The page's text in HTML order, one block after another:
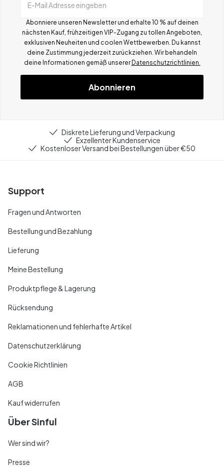
E-Mail Adresse eingeben
Abonniere unseren Newsletter und erhalte 10 % auf deinen
nächsten Kauf, frühzeitigen VIP-Zugang zu tollen Angeboten,
exklusiven Neuheiten und coolen Wettbewerben. Du kannst
deine Zustimmung jederzeit zurückziehen. Wir behandeln
deine Informationen gemäß unserer Datenschutzrichtlinien.
Abonnieren
Diskrete Lieferung und Verpackung
Exzellenter Kundenservice
Kostenloser Versand bei Bestellungen über €50
Support
Fragen und Antworten
Bestellung und Bezahlung
Lieferung
Meine Bestellung
Produktpflege & Lagerung
Rücksendung
Reklamationen und fehlerhafte Artikel
Datenschutzerklärung
Cookie Richtlinien
AGB
Kauf widerrufen
Über Sinful
Wer sind wir?
Presse